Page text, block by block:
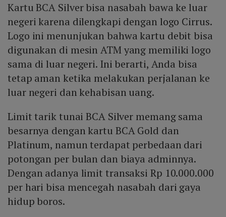
Kartu BCA Silver bisa nasabah bawa ke luar
negeri karena dilengkapi dengan logo Cirrus.
Logo ini menunjukan bahwa kartu debit bisa
digunakan di mesin ATM yang memiliki logo
sama di luar negeri. Ini berarti, Anda bisa
tetap aman ketika melakukan perjalanan ke
luar negeri dan kehabisan uang.
Limit tarik tunai BCA Silver memang sama
besarnya dengan kartu BCA Gold dan
Platinum, namun terdapat perbedaan dari
potongan per bulan dan biaya adminnya.
Dengan adanya limit transaksi Rp 10.000.000
per hari bisa mencegah nasabah dari gaya
hidup boros.